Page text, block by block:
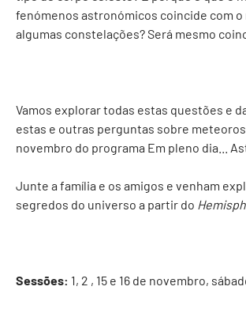
fenómenos astronómicos coincide com o
algumas constelações? Será mesmo
Vamos explorar todas estas questões e
estas e outras perguntas sobre
novembro do programa Em pleno dia...
Junte a família e os amigos e venham
segredos do universo a partir do
Sessões: 1, 2 , 15 e 16 de novembro,